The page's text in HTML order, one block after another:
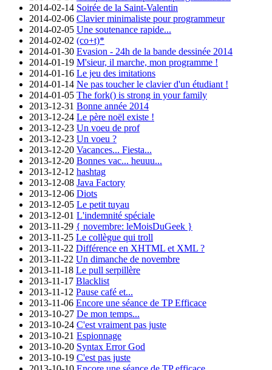
2014-02-14 Soirée de la Saint-Valentin
2014-02-06 Clavier minimaliste pour programmeur
2014-02-05 Une soutenance rapide...
2014-02-02 (co+t)*
2014-01-30 Evasion - 24h de la bande dessinée 2014
2014-01-19 M'sieur, il marche, mon programme !
2014-01-16 Le jeu des imitations
2014-01-14 Ne pas toucher le clavier d'un étudiant !
2014-01-05 The fork() is strong in your family
2013-12-31 Bonne année 2014
2013-12-24 Le père noël existe !
2013-12-23 Un voeu de prof
2013-12-23 Un voeu ?
2013-12-20 Vacances... Fiesta...
2013-12-20 Bonnes vac... heuuu...
2013-12-12 hashtag
2013-12-08 Java Factory
2013-12-06 Diots
2013-12-05 Le petit tuyau
2013-12-01 L'indemnité spéciale
2013-11-29 { novembre: leMoisDuGeek }
2013-11-25 Le collègue qui troll
2013-11-22 Différence en XHTML et XML ?
2013-11-22 Un dimanche de novembre
2013-11-18 Le pull serpillère
2013-11-17 Blacklist
2013-11-12 Pause café et...
2013-11-06 Encore une séance de TP Efficace
2013-10-27 De mon temps...
2013-10-24 C'est vraiment pas juste
2013-10-21 Espionnage
2013-10-20 Syntax Error God
2013-10-19 C'est pas juste